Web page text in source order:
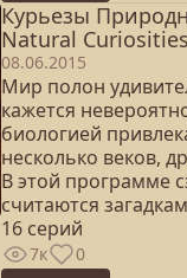
Курьезы
Natural
08.06.2015
Мир полон
кажется
биологией
несколько веков,
В этой программе
считаются
16 серий
7к 0